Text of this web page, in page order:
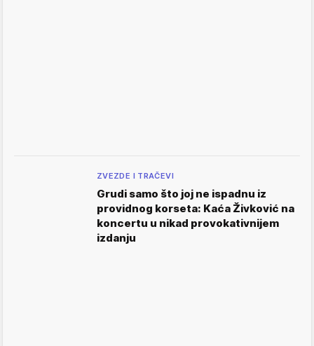
ZVEZDE I TRAČEVI
Grudi samo što joj ne ispadnu iz
providnog korseta: Kaća Živković na
koncertu u nikad provokativnijem
izdanju